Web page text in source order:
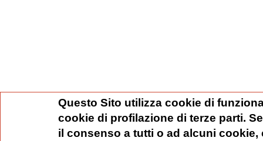
Questo Sito utilizza cookie di
cookie di profilazione di terze parti.
il consenso a tutti o ad alcuni